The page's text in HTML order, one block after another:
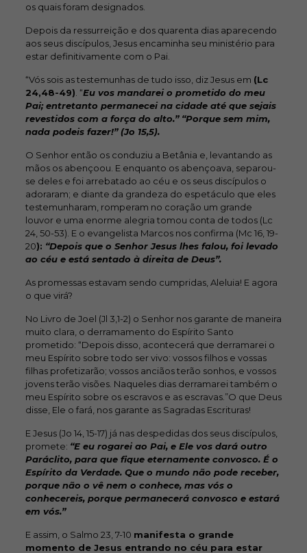
os quais foram designados.
Depois da ressurreição e dos quarenta dias aparecendo
aos seus discípulos, Jesus encaminha seu ministério para
estar definitivamente com o Pai.
“Vós sois as testemunhas de tudo isso, diz Jesus em (Lc
24,48-49) . “Eu vos mandarei o prometido do meu
Pai; entretanto permanecei na cidade até que sejais
revestidos com a força do alto.” “Porque sem mim,
nada podeis fazer!” (Jo 15,5).
O Senhor então os conduziu a Betânia e, levantando as
mãos os abençoou. E enquanto os abençoava, separou-
se deles e foi arrebatado ao céu e os seus discípulos o
adoraram; e diante da grandeza do espetáculo que eles
testemunharam, romperam no coração um grande
louvor e uma enorme alegria tomou conta de todos (Lc
24, 50-53). E o evangelista Marcos nos confirma (Mc 16, 19-
20): “Depois que o Senhor Jesus lhes falou, foi levado
ao céu e está sentado à direita de Deus”.
As promessas estavam sendo cumpridas, Aleluia! E agora
o que virá?
No Livro de Joel (Jl 3,1-2) o Senhor nos garante de maneira
muito clara, o derramamento do Espírito Santo
prometido: “Depois disso, acontecerá que derramarei o
meu Espírito sobre todo ser vivo: vossos filhos e vossas
filhas profetizarão; vossos anciãos terão sonhos, e vossos
jovens terão visões. Naqueles dias derramarei também o
meu Espírito sobre os escravos e as escravas.”O que Deus
disse, Ele o fará, nos garante as Sagradas Escrituras!
E Jesus (Jo 14, 15-17) já nas despedidas dos seus discípulos,
promete: “E eu rogarei ao Pai, e Ele vos dará outro
Paráclito, para que fique eternamente convosco. É o
Espírito da Verdade. Que o mundo não pode receber,
porque não o vê nem o conhece, mas vós o
conhecereis, porque permanecerá convosco e estará
em vós.”
E assim, o Salmo 23, 7-10 manifesta o grande
momento de Jesus entrando no céu para estar